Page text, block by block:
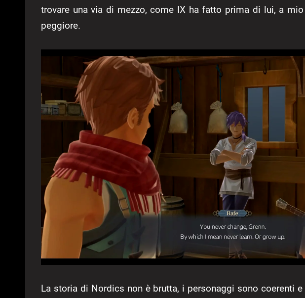
trovare una via di mezzo, come IX ha fatto prima di lui, a
peggiore.
La storia di Nordics non è brutta, i personaggi sono coerenti